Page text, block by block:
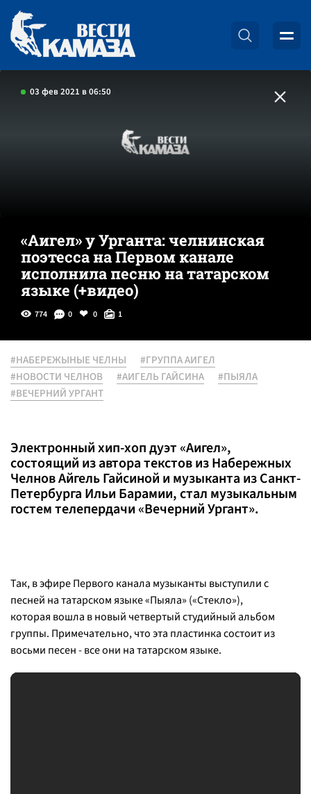
03 фев 2021 в 06:50
«Аигел» у Урганта: челнинская
поэтесса на Первом канале
исполнила песню на татарском
языке (+видео)
774 0 0 1
#НАБЕРЕЖЫНЫЕ ЧЕЛНЫ
#ГРУППА АИГЕЛ
#НОВОСТИ ЧЕЛНОВ
#АИГЕЛЬ ГАЙСИНА
#ПЫЯЛА
#ВЕЧЕРНИЙ УРГАНТ
Электронный хип-хоп дуэт «Аигел»,
состоящий из автора текстов из Набережных
Челнов Айгель Гайсиной и музыканта из Санкт-
Петербурга Ильи Барамии, стал музыкальным
гостем телепердачи «Вечерний Ургант».
Так, в эфире Первого канала музыканты выступили с
песней на татарском языке «Пыяла» («Стекло»),
которая вошла в новый четвертый студийный альбом
группы. Примечательно, что эта пластинка состоит из
восьми песен - все они на татарском языке.